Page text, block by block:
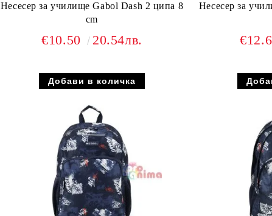
Несесер за училище Gabol Dash 2 ципа 8
сm
€10.50 20.54лв.
Несесер за